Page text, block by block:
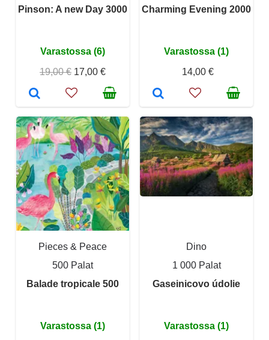
Pinson: A new Day 3000
Varastossa (6)
19,00 € 17,00 €
Charming Evening 2000
Varastossa (1)
14,00 €
Pieces & Peace
500 Palat
Balade tropicale 500
Varastossa (1)
Dino
1 000 Palat
Gaseinicovo údolie
Varastossa (1)